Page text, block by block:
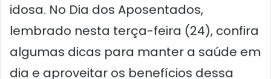
idosa. No Dia dos Aposentados,
lembrado nesta terça-feira (24), confira
algumas dicas para manter a saúde em
dia e aproveitar os benefícios dessa